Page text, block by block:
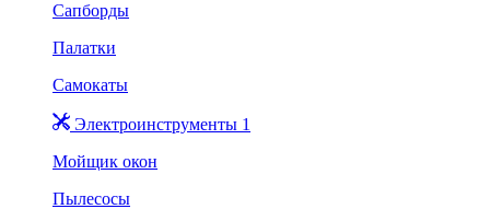
Сапборды
Палатки
Самокаты
Электроинструменты 1
Мойщик окон
Пылесосы